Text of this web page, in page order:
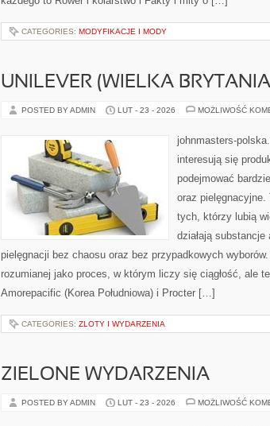
CATEGORIES: MODYFIKACJE I MODY
UNILEVER (WIELKA
POSTED BY ADMIN LUT - 23 - 2026 MOŻLIWOŚĆ
johnmasters-
interesują się
podejmować
oraz
tych, którzy lubią
działają
pielęgnacji bez chaosu oraz bez przypadkowych
rozumianej jako proces, w którym liczy się ciągłość, ale
Amorepacific (Korea Południowa) i Procter […]
CATEGORIES: ZLOTY I WYDARZENIA
ZIELONE WYDARZENIA
POSTED BY ADMIN LUT - 23 - 2026 MOŻLIWOŚĆ